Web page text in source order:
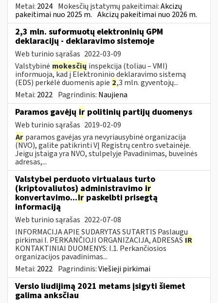
Metai: 2024 Mokesčių įstatymų pakeitimai:Akcizų
pakeitimai nuo 2025 m. Akcizų pakeitimai nuo 2026 m.
2,3 mln. suformuotų elektroninių GPM
deklaracijų - deklaravimo sistemoje
Web turinio sąrašas 2022-03-09
Valstybinė mokesčių inspekcija (toliau – VMI)
informuoja, kad į Elektroninio deklaravimo sistemą
(EDS) perkėlė duomenis apie 2,3 mln. gyventojų...
Metai: 2022 Pagrindinis: Naujiena
Paramos gavėjų ir politinių partijų duomenys
Web turinio sąrašas 2019-02-09
Ar paramos gavėjas yra nevyriausybinė organizacija
(NVO), galite patikrinti VĮ Registrų centro svetainėje.
Jeigu įstaiga yra NVO, stulpelyje Pavadinimas, buveinės
adresas,...
Valstybei perduoto virtualaus turto
(kriptovaliutos) administravimo ir
konvertavimo...Ir paskelbti prisegtą
informaciją
Web turinio sąrašas 2022-07-08
INFORMACIJA APIE SUDARYTAS SUTARTIS Paslaugų
pirkimai I. PERKANČIOJI ORGANIZACIJA, ADRESAS IR
KONTAKTINIAI DUOMENYS: I.1. Perkančiosios
organizacijos pavadinimas...
Metai: 2022 Pagrindinis:Viešieji pirkimai
Verslo liudijimą 2021 metams įsigyti šiemet
galima anksčiau